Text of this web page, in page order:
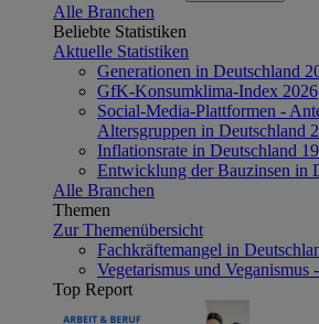
Alle Branchen
Beliebte Statistiken
Aktuelle Statistiken
Generationen in Deutschland
GfK-Konsumklima-Index 2026
Social-Media-Plattformen -
Altersgruppen in Deutschland
Inflationsrate in Deutschland
Entwicklung der Bauzinsen in
Alle Branchen
Themen
Zur Themenübersicht
Fachkräftemangel in
Vegetarismus und Veganismus
Top Report